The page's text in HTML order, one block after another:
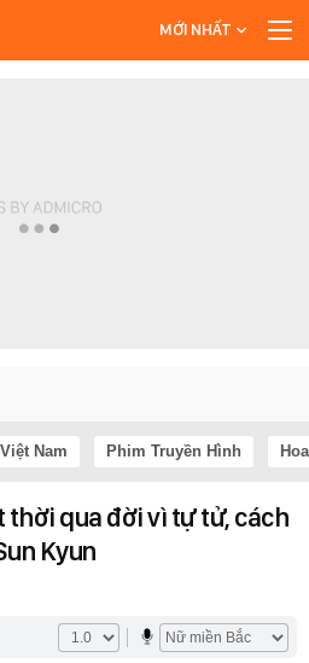
MỚI NHẤT
Nam Phim Truyền Hình
thời qua đời vì tự tử, cách
Kyun